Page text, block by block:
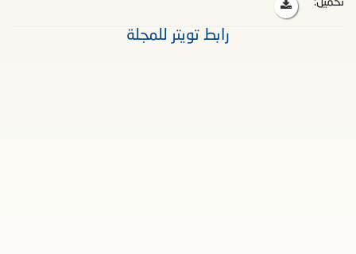
تحميل:
رابط تويتر للمجلة